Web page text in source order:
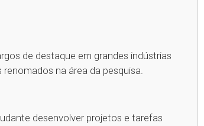
de destaque em grandes indústrias
na área da pesquisa.
desenvolver projetos e tarefas